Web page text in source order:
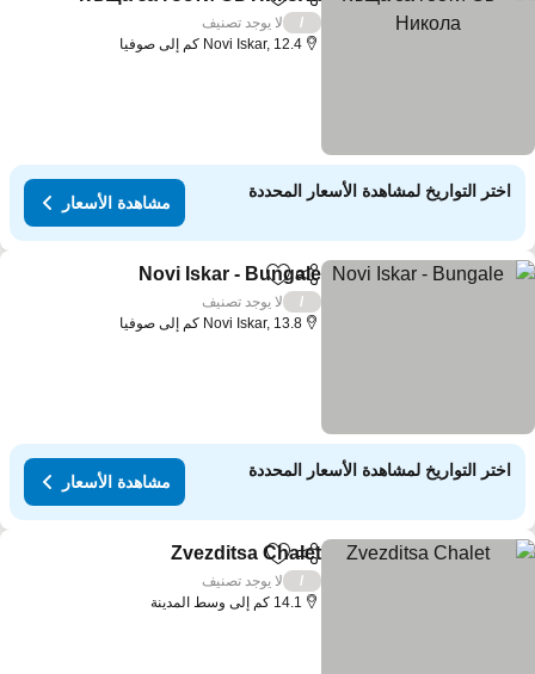
مشاركةAdd to favorites
لا يوجد تصنيف
Novi Iskar, 12.4 كم إلى صوفيا
اختر التواريخ لمشاهدة الأسعار المحددة
مشاهدة الأسعار
مشاركةAdd to favorites
Novi Iskar - Bungale
لا يوجد تصنيف
Novi Iskar, 13.8 كم إلى صوفيا
اختر التواريخ لمشاهدة الأسعار المحددة
مشاهدة الأسعار
مشاركةAdd to favorites
Zvezditsa Chalet
لا يوجد تصنيف
14.1 كم إلى وسط المدينة